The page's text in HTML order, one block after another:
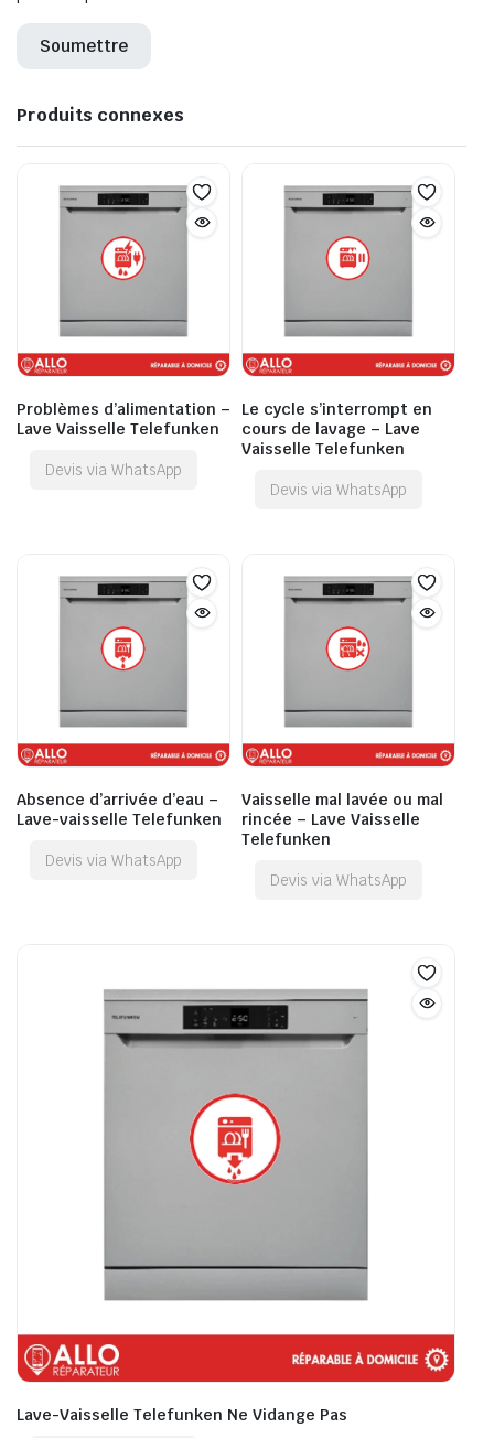
Produits connexes
Problèmes d’alimentation –
Lave Vaisselle Telefunken
Devis via WhatsApp
Le cycle s’interrompt en
cours de lavage – Lave
Vaisselle Telefunken
Devis via WhatsApp
Absence d’arrivée d’eau –
Lave-vaisselle Telefunken
Devis via WhatsApp
Vaisselle mal lavée ou mal
rincée – Lave Vaisselle
Telefunken
Devis via WhatsApp
Lave-Vaisselle Telefunken Ne Vidange Pas